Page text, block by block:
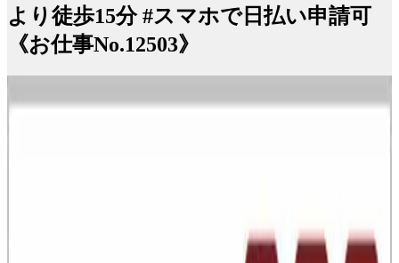
より徒歩15分 #スマホで日払い申請可
《お仕事No.12503》